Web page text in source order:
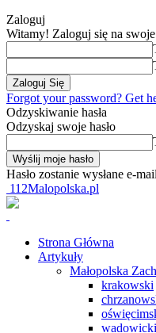
Zaloguj
Witamy! Zaloguj się na
Forgot your password? Get
Odzyskiwanie hasła
Odzyskaj swoje hasło
Hasło zostanie wysłane e-
112Malopolska.pl
Strona Główna
Artykuły
Małopolska
krakowski
wadowicki